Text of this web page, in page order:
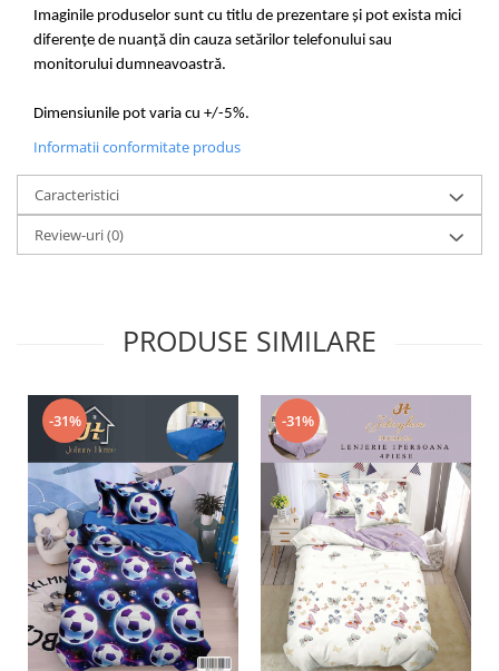
Imaginile produselor sunt cu titlu de prezentare și pot exista mici
diferențe de nuanță din cauza setărilor telefonului sau
monitorului dumneavoastră.
Dimensiunile pot varia cu +/-5%.
Informatii conformitate produs
Caracteristici
Review-uri(0)
PRODUSE SIMILARE
-31% -31%